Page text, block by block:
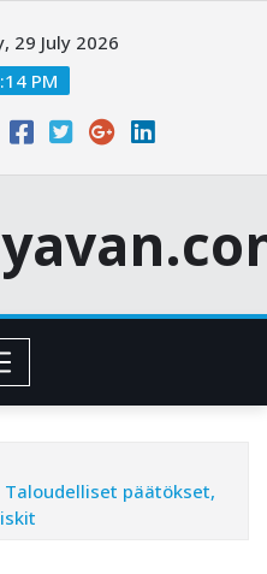
29 July 2026
PM
päätökset,